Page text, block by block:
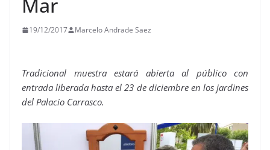
19/12/2017 Marcelo Andrade Saez
Tradicional muestra estará abierta al público con
entrada liberada hasta el 23 de diciembre en los jardines
del Palacio Carrasco.